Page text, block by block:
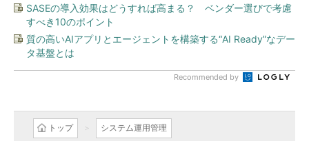
SASEの導入効果はどうすれば高まる？ ベンダー選びで考慮
すべき10のポイント
質の高いAIアプリとエージェントを構築する“AI Ready”なデー
タ基盤とは
Recommended by
トップ システム運用管理